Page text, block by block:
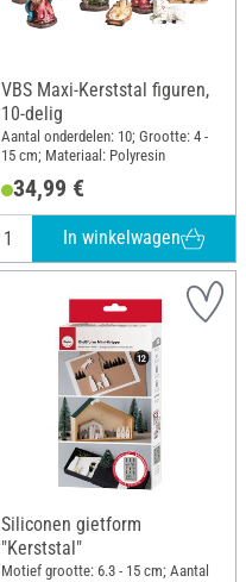
VBS Maxi-Kerststal figuren,
10-delig
Aantal onderdelen: 10; Grootte: 4 -
15 cm; Materiaal: Polyresin
34,99 €
In winkelwagen
Siliconen gietform
"Kerststal"
Motief grootte: 6.3 - 15 cm; Aantal